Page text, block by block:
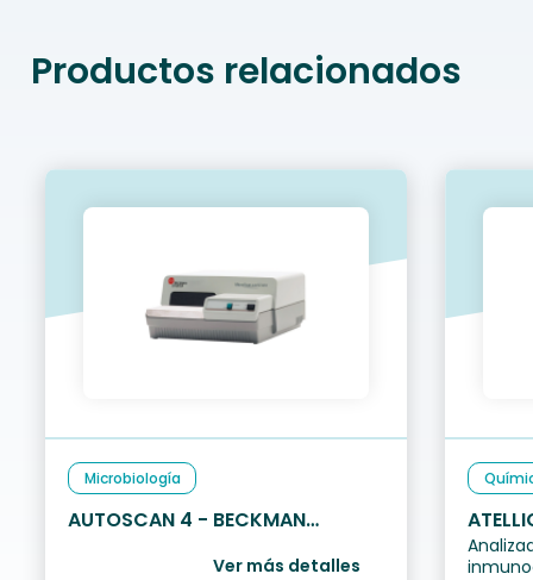
Productos relacionados
Microbiología
AUTOSCAN 4 - BECKMAN
Ver más detalles